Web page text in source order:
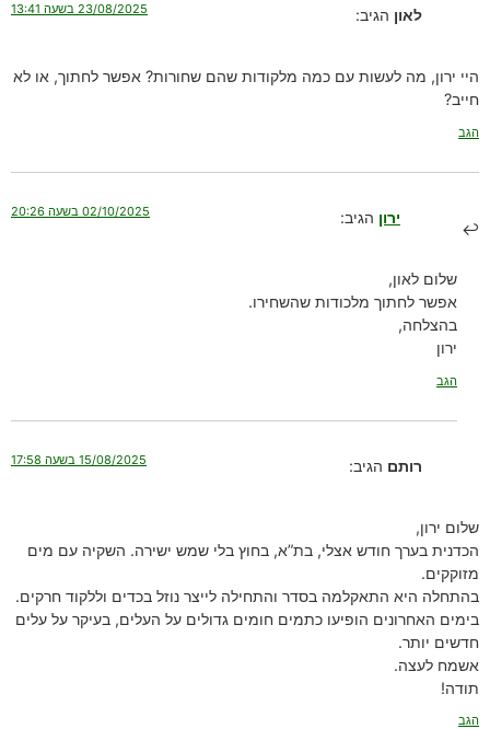
לאון הגיב: 23/08/2025 בשעה 13:41
היי ירון, מה לעשות עם כמה מלקודות שהם שחורות? אפשר לחתוך, או לא
חייב?
הגב
ירון הגיב: 02/10/2025 בשעה 20:26
שלום לאון,
אפשר לחתוך מלכודות שהשחירו.
בהצלחה,
ירון
הגב
רותם הגיב: 15/08/2025 בשעה 17:58
שלום ירון,
הכדנית בערך חודש אצלי, בת”א, בחוץ בלי שמש ישירה. השקיה עם מים
מזוקקים.
בהתחלה היא התאקלמה בסדר והתחילה לייצר נוזל בכדים וללקוד חרקים.
בימים האחרונים הופיעו כתמים חומים גדולים על העלים, בעיקר על עלים
חדשים יותר.
אשמח לעצה.
תודה!
הגב